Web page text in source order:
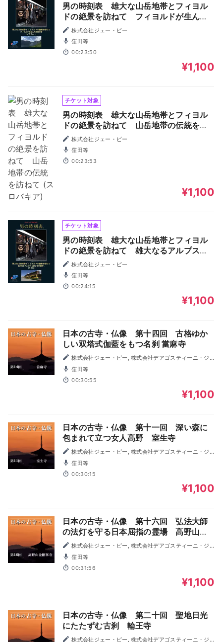
男の時刻表 雄大な山岳地帯とフィヨル
ドの絶景を訪ねて フィヨルドが生んだ
芸術の国 (ノルウェー)
株式会社ジェー・ピー
窪田等
00:23:50
¥1,100
チケット対象
男の時刻表 雄大な山岳地帯とフィヨル
ドの絶景を訪ねて 山岳地帯の伝統を訪
ねて (スロバキア)
株式会社ジェー・ピー
窪田等
00:23:53
¥1,100
チケット対象
男の時刻表 雄大な山岳地帯とフィヨル
ドの絶景を訪ねて 雄大なるアルプスと
安らぎの湖畔へ (スイス)
株式会社ジェー・ピー
窪田等
00:24:15
¥1,100
日本の古寺・仏像 第十四回 古格ゆか
しい双塔式伽藍をもつ名刹 當麻寺
株式会社ジェー・ピー, 株式会社デアゴスティーニ・ジ
ャパン
窪田等
00:30:55
¥1,100
日本の古寺・仏像 第十一回 深い森に
包まれて立つ女人高野 室生寺
株式会社ジェー・ピー, 株式会社デアゴスティーニ・ジ
ャパン
窪田等
00:30:15
¥1,100
日本の古寺・仏像 第十六回 弘法大師
の法灯を守る日本屈指の霊場 高野山金
剛峯寺
株式会社ジェー・ピー, 株式会社デアゴスティーニ・ジ
ャパン
窪田等
00:31:56
¥1,100
日本の古寺・仏像 第二十回 聖地日光
にたたずむ古刹 輪王寺
株式会社ジェー・ピー, 株式会社デアゴスティーニ・ジ